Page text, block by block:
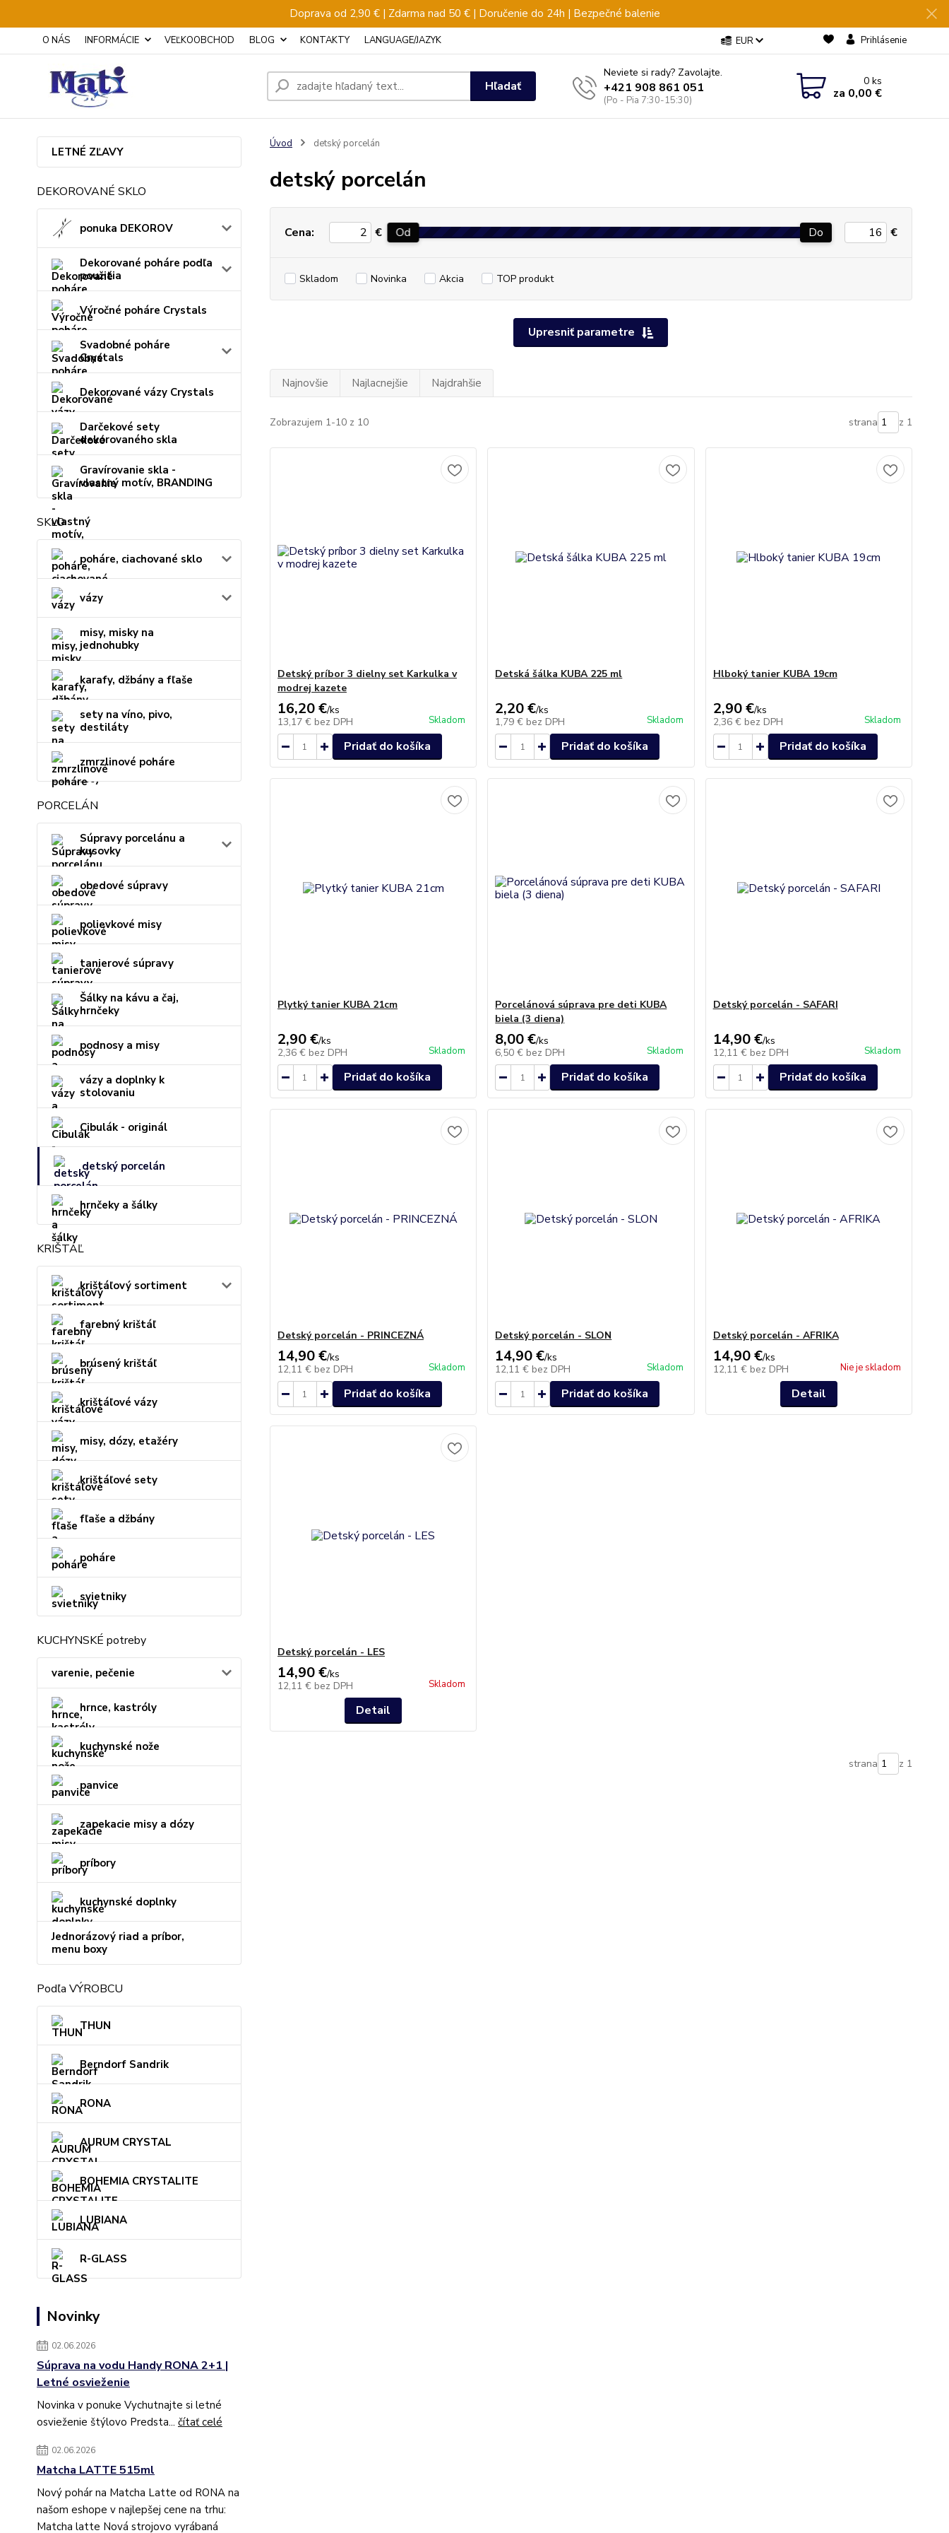
Doprava od 2,90 € | Zdarma nad 50 € | Doručenie do 24h | Bezpečné balenie
O NÁS INFORMÁCIE VEĽKOOBCHOD BLOG KONTAKTY LANGUAGE/JAZYK EUR Prihlásenie
Hľadať
Neviete si rady? Zavolajte.
+421 908 861 051
(Po - Pia 7:30-15:30)
0ks
za 0,00 €
LETNÉ ZĽAVY
DEKOROVANÉ SKLO
ponuka DEKOROV
Dekorované poháre podľa
použitia
Výročné poháre Crystals
Svadobné poháre
Crystals
Dekorované vázy Crystals
Darčekové sety
dekorovaného skla
Gravírovanie skla -
vlastný motív, BRANDING
SKLO
poháre, ciachované sklo
vázy
misy, misky na
jednohubky
karafy, džbány a fľaše
sety na víno, pivo,
destiláty
zmrzlinové poháre
PORCELÁN
Súpravy porcelánu a
kusovky
obedové súpravy
polievkové misy
tanierové súpravy
Šálky na kávu a čaj,
hrnčeky
podnosy a misy
vázy a doplnky k
stolovaniu
Cibulák - originál
detský porcelán
hrnčeky a šálky
KRIŠTÁĽ
krištáľový sortiment
farebný krištáľ
brúsený krištáľ
krištáľové vázy
misy, dózy, etažéry
krištáľové sety
fľaše a džbány
poháre
svietniky
KUCHYNSKÉ potreby
varenie, pečenie
hrnce, kastróly
kuchynské nože
panvice
zapekacie misy a dózy
príbory
kuchynské doplnky
Jednorázový riad a príbor,
menu boxy
Podľa VÝROBCU
THUN
Berndorf Sandrik
RONA
AURUM CRYSTAL
BOHEMIA CRYSTALITE
LUBIANA
R-GLASS
Novinky
02.06.2026
Súprava na vodu Handy RONA 2+1 |
Letné osvieženie
Novinka v ponuke Vychutnajte si letné
osvieženie štýlovo Predsta... čítať celé
02.06.2026
Matcha LATTE 515ml
Nový pohár na Matcha Latte od RONA na
našom eshope v najlepšej cene na trhu:
Matcha latte Nová strojovo vyrábaná
Úvod detský porcelán
detský porcelán
Upresniť parametre
Cena: € Od Do €
Skladom Novinka Akcia TOP produkt
Najnovšie Najlacnejšie Najdrahšie
Zobrazujem 1-10 z 10 strana z 1
Detský príbor 3 dielny set Karkulka v
modrej kazete
16,20 €/ks
13,17 € bez DPH Skladom
Pridať do košíka
Detská šálka KUBA 225 ml
2,20 €/ks
1,79 € bez DPH Skladom
Pridať do košíka
Hlboký tanier KUBA 19cm
2,90 €/ks
2,36 € bez DPH Skladom
Pridať do košíka
Plytký tanier KUBA 21cm
2,90 €/ks
2,36 € bez DPH Skladom
Pridať do košíka
Porcelánová súprava pre deti KUBA
biela (3 diena)
8,00 €/ks
6,50 € bez DPH Skladom
Pridať do košíka
Detský porcelán - SAFARI
14,90 €/ks
12,11 € bez DPH Skladom
Pridať do košíka
Detský porcelán - PRINCEZNÁ
14,90 €/ks
12,11 € bez DPH Skladom
Pridať do košíka
Detský porcelán - SLON
14,90 €/ks
12,11 € bez DPH Skladom
Pridať do košíka
Detský porcelán - AFRIKA
14,90 €/ks
12,11 € bez DPH Nie je skladom
Detail
Detský porcelán - LES
14,90 €/ks
12,11 € bez DPH Skladom
Detail
strana z 1